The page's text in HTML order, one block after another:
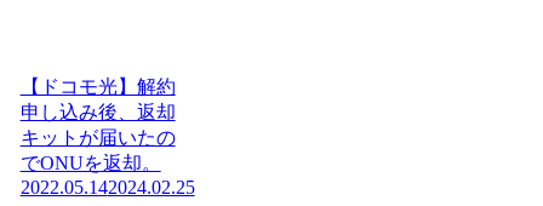
【ドコモ光】解約
申し込み後、返却
キットが届いたの
でONUを返却。
2022.05.142024.02.25